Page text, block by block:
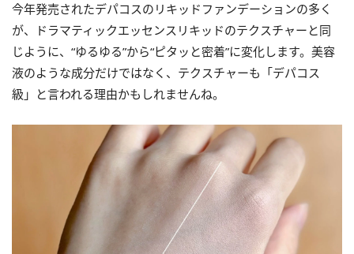
今年発売されたデパコスのリキッドファンデーションの多く
が、ドラマティックエッセンスリキッドのテクスチャーと同
じように、“ゆるゆる”から“ピタッと密着”に変化します。美容
液のような成分だけではなく、テクスチャーも「デパコス
級」と言われる理由かもしれませんね。